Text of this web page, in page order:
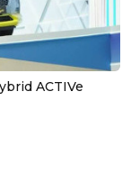
ACTIVe